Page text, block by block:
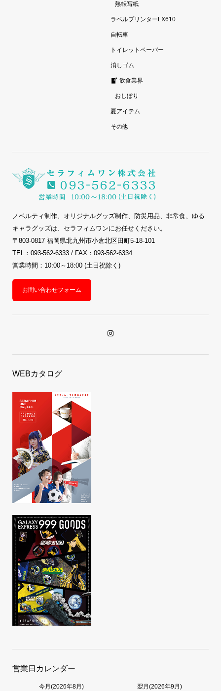
熱転写紙
ラベルプリンターLX610
自転車
トイレットペーパー
消しゴム
飲食業界
おしぼり
夏アイテム
その他
ノベルティ制作、オリジナルグッズ制作、防災用品、非常食、ゆる
キャラグッズは、セラフィムワンにお任せください。
〒803-0817 福岡県北九州市小倉北区田町5-18-101
TEL：093-562-6333 / FAX：093-562-6334
営業時間：10:00～18:00 (土日祝除く)
お問い合わせフォーム
WEBカタログ
営業日カレンダー
今月(2026年8月)
翌月(2026年9月)